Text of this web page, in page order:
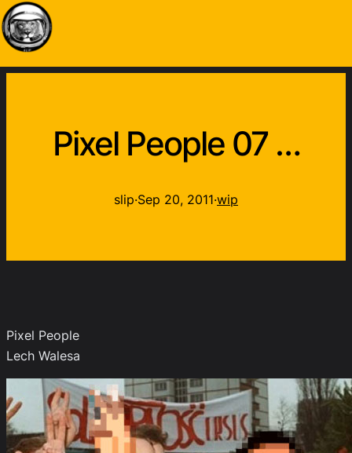
Pixel People 07 …
slip·Sep 20, 2011·wip
Pixel People
Lech Walesa